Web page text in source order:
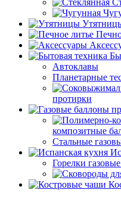
Автоклавы
Планетарные
протирки
композитные
Стальные
Горелки